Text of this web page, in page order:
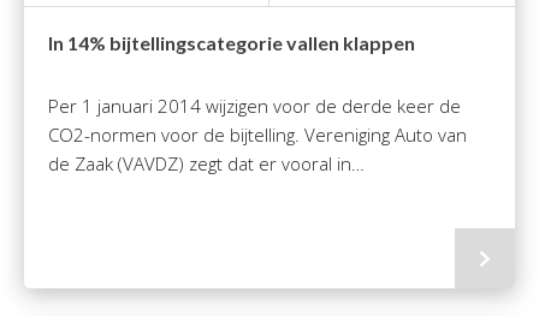
Nieuws&informatie
Nieuwsoverzicht
Handige links
In 14% bijtellingscategorie vallen klappen
Per 1 januari 2014 wijzigen voor de derde keer de
CO2-normen voor de bijtelling. Vereniging Auto van
de Zaak (VAVDZ) zegt dat er vooral in…